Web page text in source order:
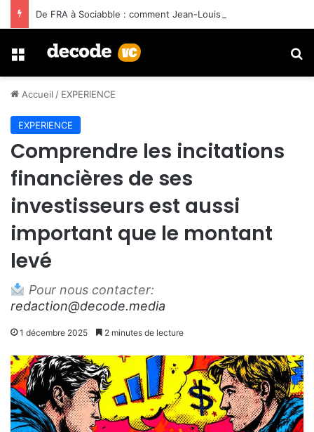
Menu
Accueil / EXPERIENCE
EXPERIENCE
Comprendre les incitations
financières de ses
investisseurs est aussi
important que le montant
levé
Pour nous contacter:
redaction@decode.media
1 décembre 2025 2 minutes de lecture